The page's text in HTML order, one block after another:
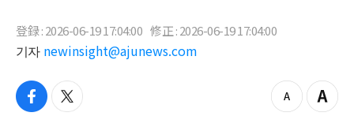
登録 : 2026-06-19 17:04:00 修正 : 2026-06-19 17:04:00
기자 newinsight@ajunews.com
f
t
z
Z